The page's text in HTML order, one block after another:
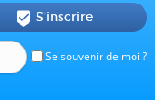
Se souvenir de moi ?
 S'inscrire